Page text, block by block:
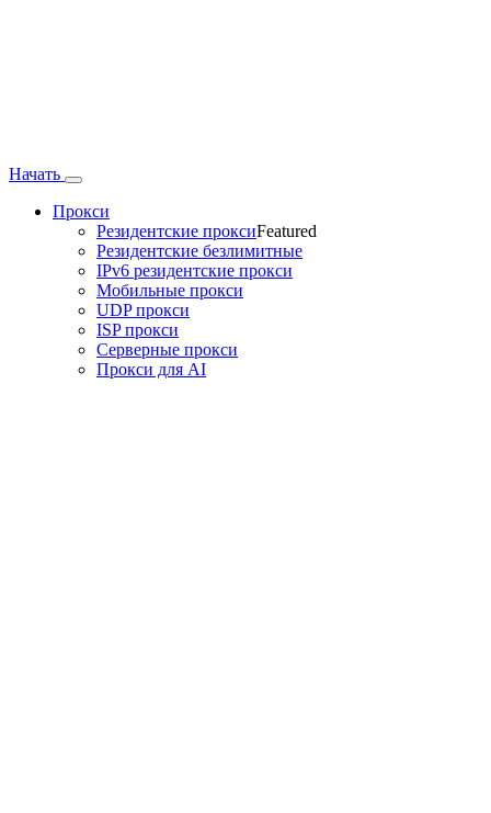
Начать
Прокси
Резидентские проксиFeatured
Резидентские безлимитные
IPv6 резидентские прокси
Мобильные прокси
UDP прокси
ISP прокси
Серверные прокси
Прокси для AI